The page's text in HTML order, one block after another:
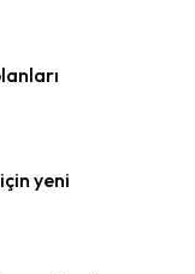
yeni